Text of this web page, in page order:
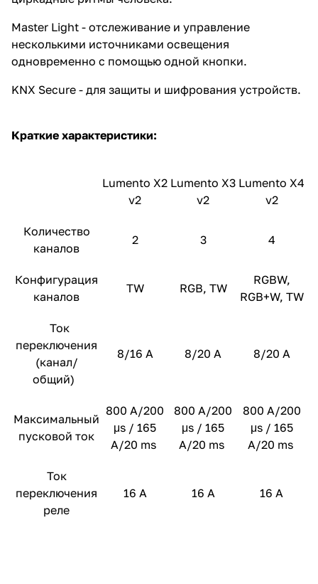
Master Light - отслеживание и управление
несколькими источниками освещения
одновременно с помощью одной кнопки.
KNX Secure - для защиты и шифрования устройств.
Краткие характеристики:
Lumento X2
v2
Lumento X3
v2
Lumento X4
v2
Количество
каналов
2 3 4
Конфигурация
каналов
TW RGB, TW
RGBW,
RGB+W, TW
Ток
переключения
(канал/
общий)
8/16 А 8/20 А 8/20 А
Максимальный
пусковой ток
800 A/200
μs / 165
A/20 ms
800 A/200
μs / 165
A/20 ms
800 A/200
μs / 165
A/20 ms
Ток
переключения
реле
16 А 16 А 16 А